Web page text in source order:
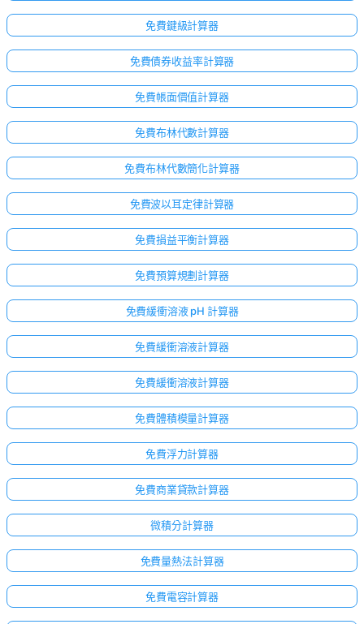
免費鍵級計算器
免費債券收益率計算器
免費帳面價值計算器
免費布林代數計算器
免費布林代數簡化計算器
免費波以耳定律計算器
免費損益平衡計算器
免費預算規劃計算器
免費緩衝溶液 pH 計算器
免費緩衝溶液計算器
免費緩衝溶液計算器
免費體積模量計算器
免費浮力計算器
免費商業貸款計算器
微積分計算器
免費量熱法計算器
免費電容計算器